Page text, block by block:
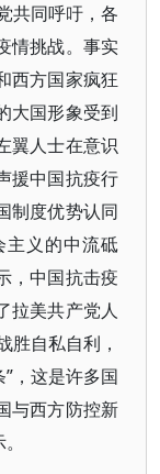
共同呼吁，各
情挑战。事实
西方国家疯狂
大国形象受到
翼人士在意识
援中国抗疫行
制度优势认同
主义的中流砥
，中国抗击疫
拉美共产党人
胜自私自利，
，这是许多国
与西方防控新